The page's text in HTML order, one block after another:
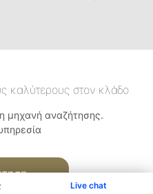
Live chat
καλύτερους στον κλάδο
μηχανή αναζήτησης.